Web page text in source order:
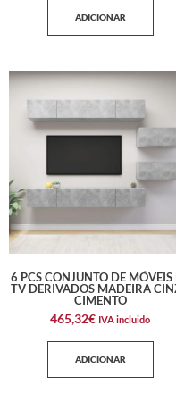
ADICIONAR
6 PCS CONJUNTO DE MÓVEIS
TV DERIVADOS MADEIRA
CIMENTO
465,32€ IVA incluido
ADICIONAR